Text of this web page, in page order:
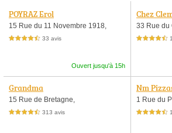
POYRAZ Erol
15 Rue du 11 Novembre 1918,
4,5 étoiles sur 5 33 avis
Ouvert jusqu'à 15h
Chez
33 Rue du
4,5 étoiles sur 5
Grandma
15 Rue de Bretagne,
4,5 étoiles sur 5 313 avis
Nm
1 Rue du
4,5 étoiles sur 5